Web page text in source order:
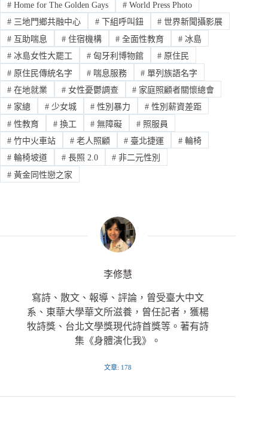
#Home for The Golden Gays #World Press Photo
#三地門鄉共融中心 #下組呼叫鈕 # 世界新聞攝影展
#互助喘息 #住宿機構 # 全面性教育 # 冰島
#冰島女性大罷工 #匈牙利博物館 # 原住民
#原住民傳統名字 #喘息服務 # 單列族語名字
#在地就業 #女性憂鬱調查 # 家庭照顧者關懷總會
#家總 #少女城 # 性別暴力 # 性別薪資差距
#性教育 #換工 # 無障礙 # 照服員
#竹中火車站 #老人照顧 # 臺北捷運 # 輪椅
#輪椅坡道 #長照 2.0 # 非二元性別
#黃金同性戀之家
李修慧
寫詩、散文、報導、評論，曾受臺大中文
系、東華大學華文所滋養，曾任記者，獲楊
牧詩獎、台北文學獎現代詩首獎等。著有詩
集《身體演化我》。
文章: 178